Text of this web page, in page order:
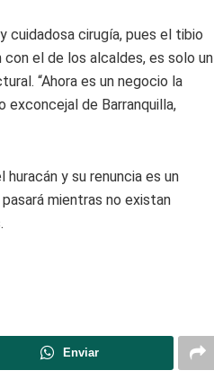
cuidadosa cirugía, pues el tibio
el de los alcaldes, es solo un
“Ahora es un negocio la
de Barranquilla,
y su renuncia es un
mientras no existan
Enviar